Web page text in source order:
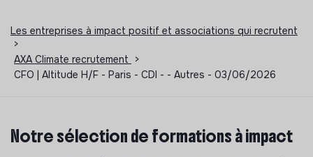
Les entreprises à impact positif et associations qui recrutent
>
AXA Climate recrutement
>
CFO | Altitude H/F - Paris - CDI - - Autres - 03/06/2026
Notre sélection de formations à impact